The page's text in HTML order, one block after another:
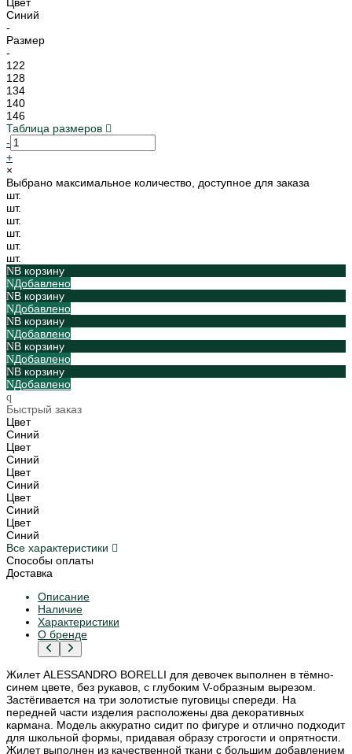
Синий
-
Размер
-
122
128
134
140
146
Таблица размеров
-
+
×
Выбрано максимальное количество, доступное для заказа
шт.
шт.
шт.
шт.
шт.
шт.
В корзину
Добавлено
В корзину
Добавлено
В корзину
Добавлено
В корзину
Добавлено
В корзину
Добавлено
Быстрый заказ
Цвет
Синий
Цвет
Синий
Цвет
Синий
Цвет
Синий
Цвет
Синий
Все характеристики
Способы оплаты
Доставка
Описание
Наличие
Характеристики
О бренде
Жилет ALESSANDRO BORELLI для девочек выполнен в тёмно-
синем цвете, без рукавов, с глубоким V-образным вырезом.
Застёгивается на три золотистые пуговицы спереди. На
передней части изделия расположены два декоративных
кармана. Модель аккуратно сидит по фигуре и отлично подходит
для школьной формы, придавая образу строгости и опрятности.
Жилет выполнен из качественной ткани с большим добавлением